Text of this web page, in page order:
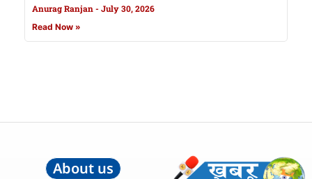
Anurag Ranjan July 30, 2026
Read Now »
About us